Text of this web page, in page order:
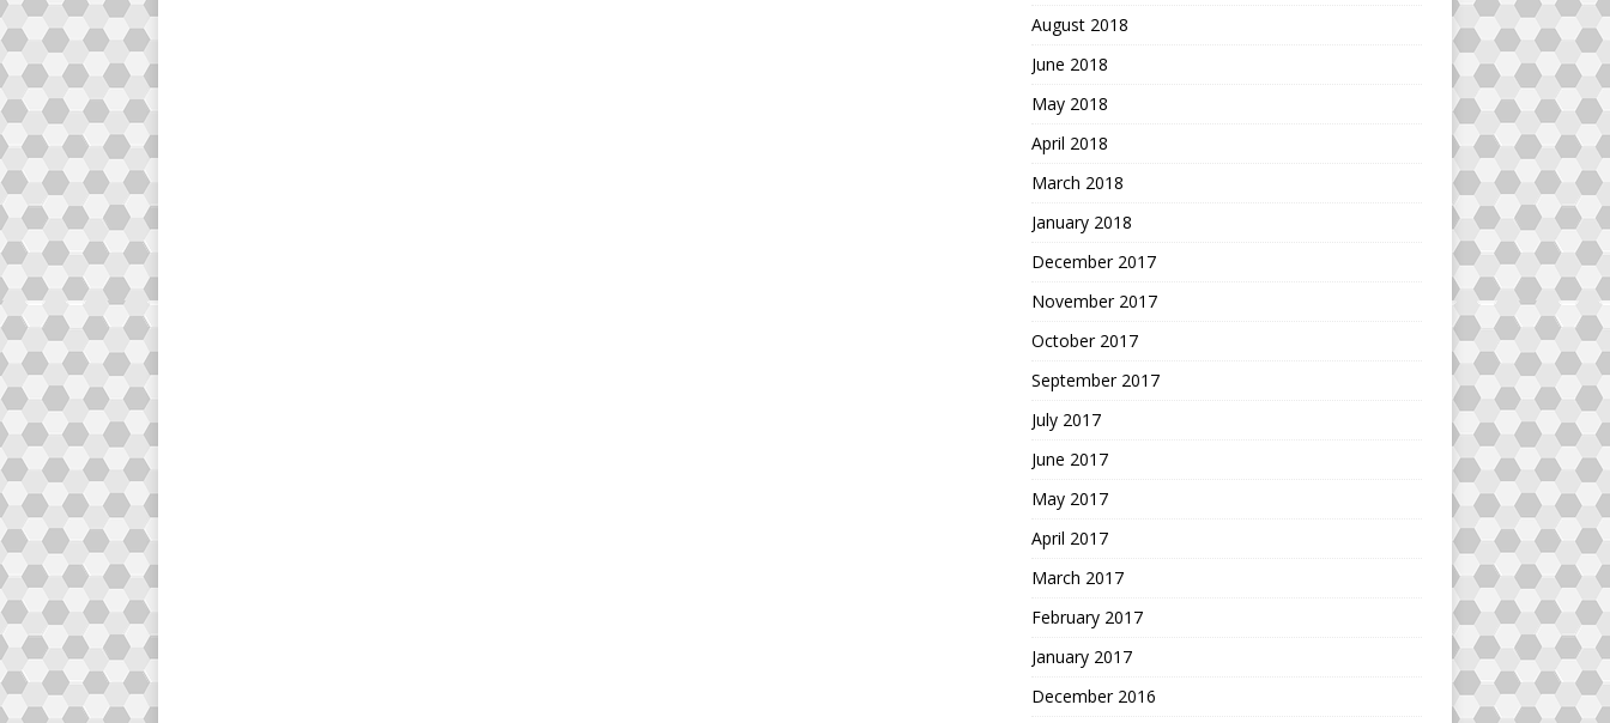
August 2018
June 2018
May 2018
April 2018
March 2018
January 2018
December 2017
November 2017
October 2017
September 2017
July 2017
June 2017
May 2017
April 2017
March 2017
February 2017
January 2017
December 2016